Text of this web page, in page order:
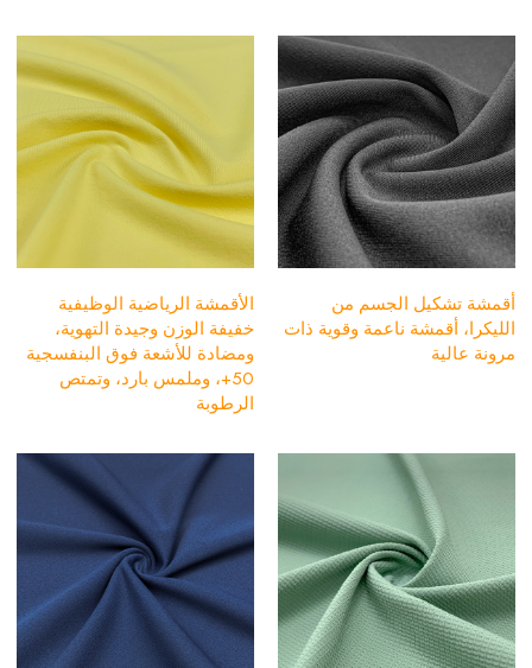
أقمشة تشكيل الجسم من
الليكرا، أقمشة ناعمة وقوية ذات
مرونة عالية
الأقمشة الرياضية الوظيفية
خفيفة الوزن وجيدة التهوية،
ومضادة للأشعة فوق البنفسجية
50+، وملمس بارد، وتمتص
الرطوبة